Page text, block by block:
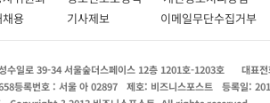
채용 기사제보 이메일무단수집거부
수일로 39-34 서울숲더스페이스 12층 1201호-1203호 대표
등록번호 : 서울 아 02897 제호: 비즈니스포스트 등록일: